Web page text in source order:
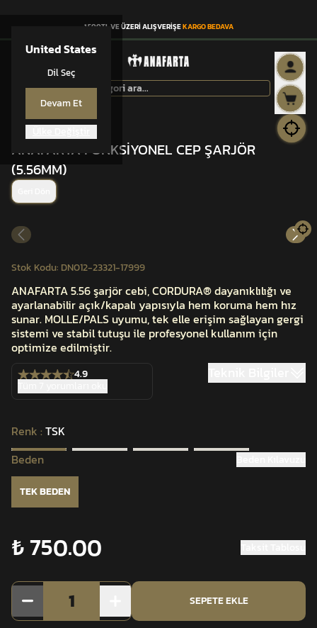
United States
Dil Seç
Devam Et
1.500TL VE ÜZERİ ALIŞVERİŞEKARGO BEDAVA
ANAFARTA FONKSİYONEL CEP ŞARJÖR
(5.56MM)
Stok Kodu: DN012-23321-17999
ANAFARTA 5.56 şarjör cebi, CORDURA® dayanıklılığı ve
ayarlanabilir açık/kapalı yapısıyla hem koruma hem hız
sunar. MOLLE/PALS uyumu, tek elle erişim sağlayan gergi
sistemi ve stabil tutuşu ile profesyonel kullanım için
optimize edilmiştir.
4.9
Renk : TSK
Beden
TEK BEDEN
₺ 750.00
1 SEPETE EKLE